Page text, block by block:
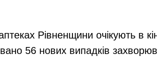
Рівненщини очікують в
56 нових випадків